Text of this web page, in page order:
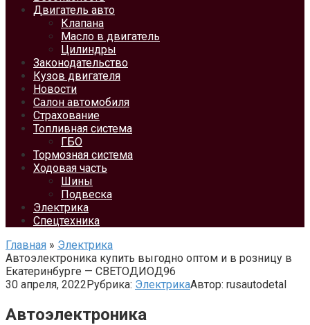
Двигатель авто
Клапана
Масло в двигатель
Цилиндры
Законодательство
Кузов двигателя
Новости
Салон автомобиля
Страхование
Топливная система
ГБО
Тормозная система
Ходовая часть
Шины
Подвеска
Электрика
Спецтехника
Главная » Электрика
Автоэлектроника купить выгодно оптом и в розницу в
Екатеринбурге — СВЕТОДИОД96
30 апреля, 2022Рубрика: ЭлектрикаАвтор: rusautodetal
Автоэлектроника